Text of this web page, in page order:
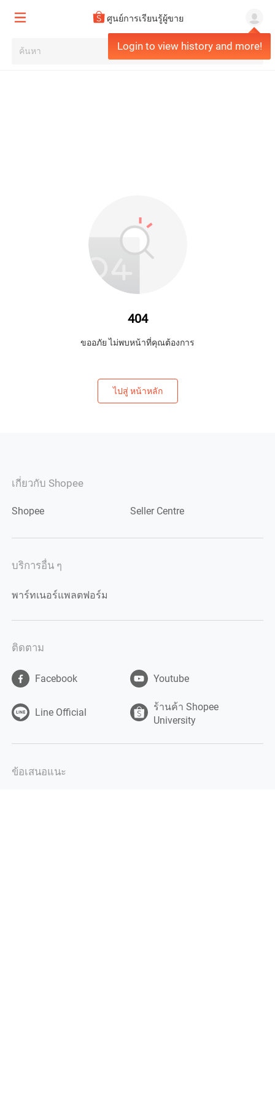
ศูนย์การเรียนรู้ผู้ขาย
Login to view history and more!
404
ขออภัย ไม่พบหน้าที่คุณต้องการ
ไปสู่ หน้าหลัก
เกี่ยวกับ Shopee
Shopee Seller Centre
บริการอื่น ๆ
พาร์ทเนอร์แพลตฟอร์ม
ติดตาม
Facebook Youtube
Line Official
ร้านค้า Shopee
University
ข้อเสนอแนะ